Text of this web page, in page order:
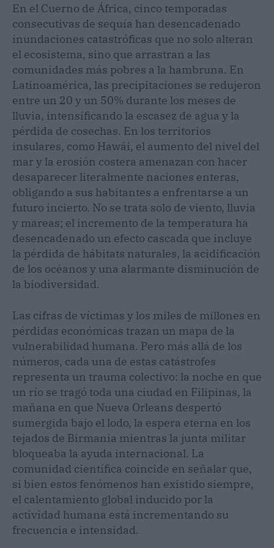
En el Cuerno de África, cinco temporadas
consecutivas de sequía han desencadenado
inundaciones catastróficas que no solo alteran
el ecosistema, sino que arrastran a las
comunidades más pobres a la hambruna. En
Latinoamérica, las precipitaciones se redujeron
entre un 20 y un 50% durante los meses de
lluvia, intensificando la escasez de agua y la
pérdida de cosechas. En los territorios
insulares, como Hawái, el aumento del nivel del
mar y la erosión costera amenazan con hacer
desaparecer literalmente naciones enteras,
obligando a sus habitantes a enfrentarse a un
futuro incierto. No se trata solo de viento, lluvia
y mareas; el incremento de la temperatura ha
desencadenado un efecto cascada que incluye
la pérdida de hábitats naturales, la acidificación
de los océanos y una alarmante disminución de
la biodiversidad.
Las cifras de víctimas y los miles de millones en
pérdidas económicas trazan un mapa de la
vulnerabilidad humana. Pero más allá de los
números, cada una de estas catástrofes
representa un trauma colectivo: la noche en que
un río se tragó toda una ciudad en Filipinas, la
mañana en que Nueva Orleans despertó
sumergida bajo el lodo, la espera eterna en los
tejados de Birmania mientras la junta militar
bloqueaba la ayuda internacional. La
comunidad científica coincide en señalar que,
si bien estos fenómenos han existido siempre,
el calentamiento global inducido por la
actividad humana está incrementando su
frecuencia e intensidad.